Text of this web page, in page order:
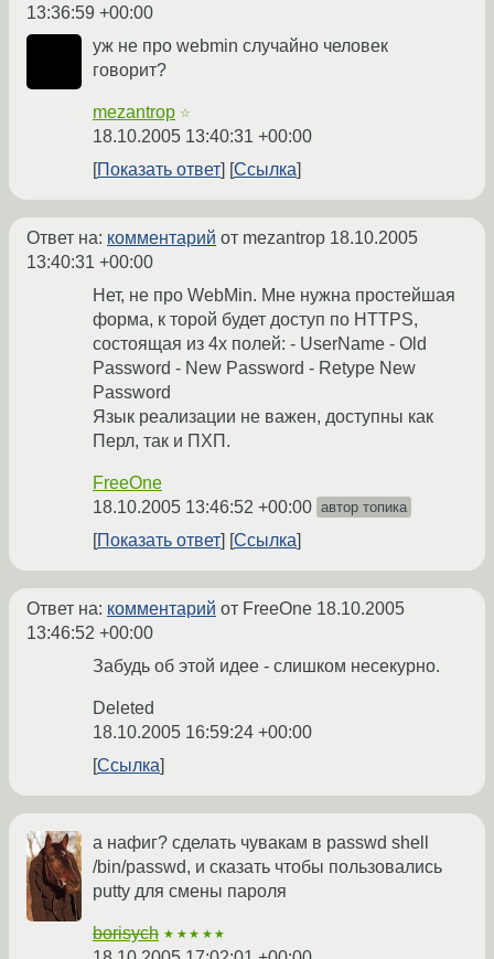
13:36:59 +00:00
уж не про webmin случайно человек
говорит?
mezantrop ☆
18.10.2005 13:40:31 +00:00
Показать ответ
Ссылка
Ответ на: комментарий от mezantrop 18.10.2005
13:40:31 +00:00
Нет, не про WebMin. Мне нужна простейшая
форма, к торой будет доступ по HTTPS,
состоящая из 4х полей: - UserName - Old
Password - New Password - Retype New
Password
Язык реализации не важен, доступны как
Перл, так и ПХП.
FreeOne
18.10.2005 13:46:52 +00:00 автор топика
Показать ответ Ссылка
Ответ на: комментарий от FreeOne 18.10.2005
13:46:52 +00:00
Забудь об этой идее - слишком несекурно.
Deleted
18.10.2005 16:59:24 +00:00
Ссылка
а нафиг? сделать чувакам в passwd shell
/bin/passwd, и сказать чтобы пользовались
putty для смены пароля
borisych ★★★★★